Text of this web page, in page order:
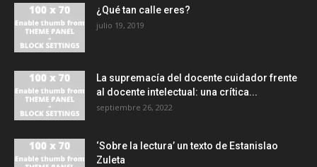
¿Qué tan calle eres?
julio 19, 2019
La supremacía del docente cuidador frente
al docente intelectual: una crítica...
septiembre 26, 2022
‘Sobre la lectura’ un texto de Estanislao
Zuleta